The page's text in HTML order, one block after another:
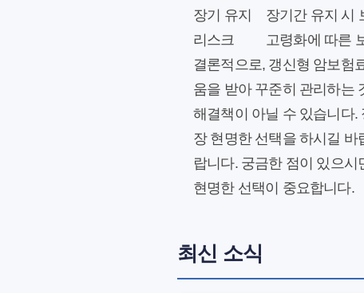
장기 유지
장기간 유지 시
리스크
고령화에 따른
결론적으로, 갱신형 암보험
움을 받아 꾸준히 관리하는
해결책이 아닐 수 있습니다
장 현명한 선택을 하시길
랍니다. 궁금한 점이 있으
현명한 선택이 중요합니다.
최신 소식